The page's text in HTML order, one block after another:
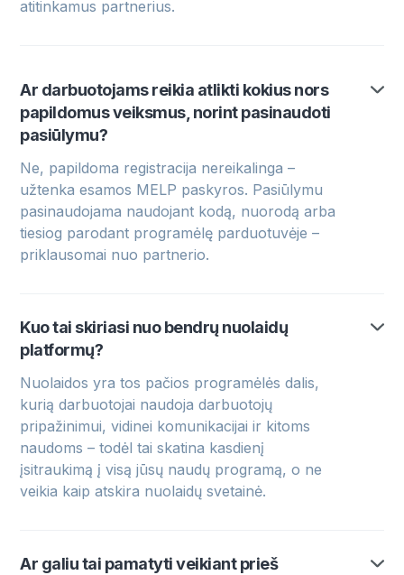
atitinkamus partnerius.
Ar darbuotojams reikia atlikti kokius nors
papildomus veiksmus, norint pasinaudoti
pasiūlymu?
Ne, papildoma registracija nereikalinga –
užtenka esamos MELP paskyros. Pasiūlymu
pasinaudojama naudojant kodą, nuorodą arba
tiesiog parodant programėlę parduotuvėje –
priklausomai nuo partnerio.
Kuo tai skiriasi nuo bendrų nuolaidų
platformų?
Nuolaidos yra tos pačios programėlės dalis,
kurią darbuotojai naudoja darbuotojų
pripažinimui, vidinei komunikacijai ir kitoms
naudoms – todėl tai skatina kasdienį
įsitraukimą į visą jūsų naudų programą, o ne
veikia kaip atskira nuolaidų svetainė.
Ar galiu tai pamatyti veikiant prieš